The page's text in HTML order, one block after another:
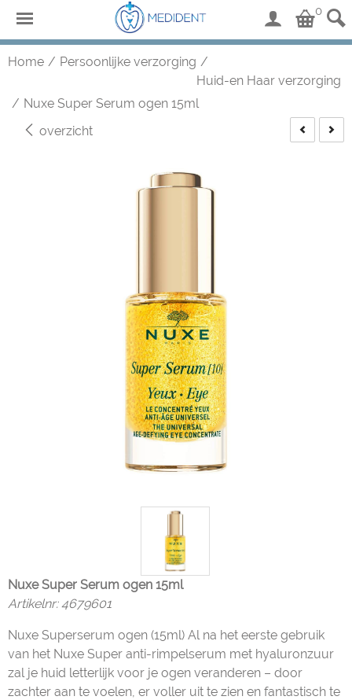
0
Home / Persoonlijke verzorging /
Huid-en Haar verzorging
/ Nuxe Super Serum ogen 15ml
overzicht
Nuxe Super Serum ogen 15ml
Artikelnr: 4679601
Nuxe Superserum ogen (15ml) Al na het eerste gebruik
van het Nuxe Super anti-rimpelserum met hyaluronzuur
zal je huid letterlijk voor je ogen veranderen – door
zachter aan te voelen, er voller uit te zien en fantastisch te